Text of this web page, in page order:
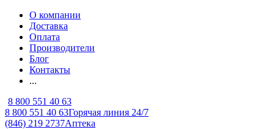
О компании
Доставка
Оплата
Производители
Блог
Контакты
...
8 800 551 40 63
8 800 551 40 63Горячая линия 24/7
(846) 219 2737Аптека